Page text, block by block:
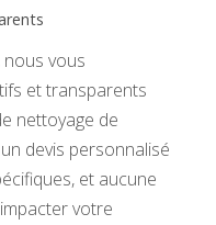
nous vous
et transparents
nettoyage de
devis personnalisé
et aucune
votre